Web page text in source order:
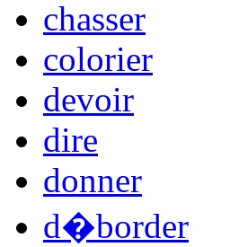
chasser
colorier
devoir
dire
donner
d�border